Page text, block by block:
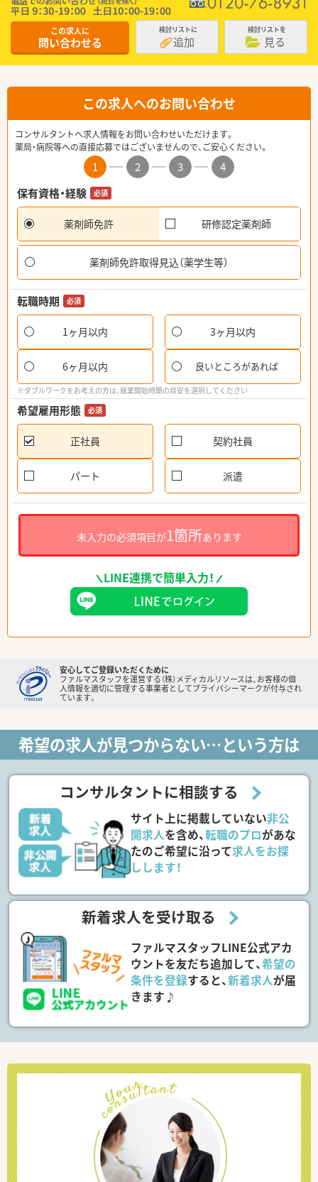
この求人に
問い合わせる
検討リストに
追加
検討リストを
見る
この求人へのお問い合わせ
コンサルタントへ求人情報をお問い合わせいただけます。
薬局・病院等への直接応募ではございませんので、ご安心ください。
1 2 3
4
保有資格・経験
必須
薬剤師免許 研修認定薬剤師
薬剤師免許取得見込（薬学生等）
転職時期 必須
1ヶ月以内 3ヶ月以内
6ヶ月以内 良いところがあれば
※ダブルワークをお考えの方は、就業開始時期の目安を選択してください
希望雇用形態 必須
正社員 契約社員
パート 派遣
未入力の必須項目が1箇所あります
LINE連携で簡単入力！
安心してご登録いただくために
ファルマスタッフを運営する（株）メディカルリソースは、お客様の個
人情報を適切に管理する事業者としてプライバシーマークが付与され
ています。
希望の求人が見つからない…という方は
コンサルタントに相談する
サイト上に掲載していない非公
開求人を含め、転職のプロがあな
たのご希望に沿って求人をお探
しします！
新着求人を受け取る
ファルマスタッフLINE公式アカ
ウントを友だち追加して、希望の
条件を登録すると、新着求人が届
きます♪